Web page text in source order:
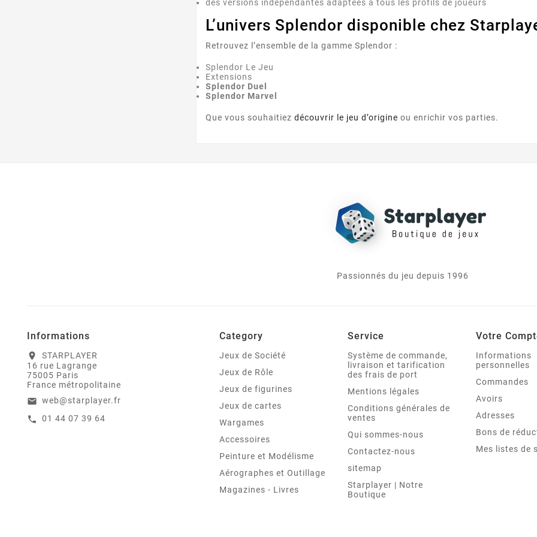
des versions indépendantes adaptées à tous les profils de joueurs
L’univers Splendor disponible chez
Retrouvez l’ensemble de la gamme Splendor :
Splendor Le Jeu
Extensions
Splendor Duel
Splendor Marvel
Que vous souhaitiezdécouvrir le jeu d’origine ou enrichir vos parties.
Passionnés du jeu depuis 1996
Informations
location_on
STARPLAYER
16 rue Lagrange
75005 Paris
France métropolitaine
email web@starplayer.fr
call 01 44 07 39 64
Category
Jeux de Société
Jeux de Rôle
Jeux de figurines
Jeux de cartes
Wargames
Accessoires
Peinture et Modélisme
Aérographes et Outillage
Magazines - Livres
Service
Système de commande,
livraison et tarification
des frais de port
Mentions légales
Conditions générales de
ventes
Qui sommes-nous
Contactez-nous
sitemap
Starplayer | Notre
Boutique
Votre
Informations
personnelles
Commandes
Avoirs
Adresses
Bons de
Mes listes de